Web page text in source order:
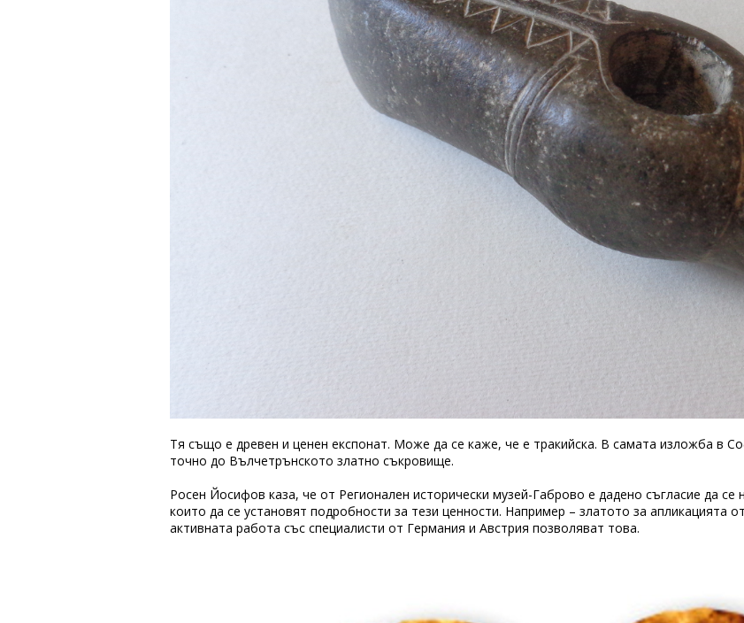
Тя също е древен и ценен експонат. Може да се каже, че е тракийска. В самата изложба в
точно до Вълчетрънското златно съкровище.
Росен Йосифов каза, че от Регионален исторически музей-Габрово е дадено съгласие да се
които да се установят подробности за тези ценности. Например – златото за апликацията
активната работа със специалисти от Германия и Австрия позволяват това.